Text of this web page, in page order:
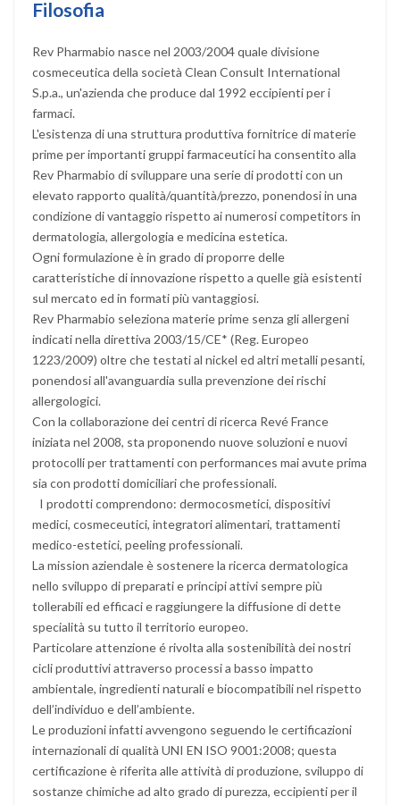
Filosofia
Rev Pharmabio nasce nel 2003/2004 quale divisione
cosmeceutica della società Clean Consult International
S.p.a., un'azienda che produce dal 1992 eccipienti per i
farmaci.
L'esistenza di una struttura produttiva fornitrice di materie
prime per importanti gruppi farmaceutici ha consentito alla
Rev Pharmabio di sviluppare una serie di prodotti con un
elevato rapporto qualità/quantità/prezzo, ponendosi in una
condizione di vantaggio rispetto ai numerosi competitors in
dermatologia, allergologia e medicina estetica.
Ogni formulazione è in grado di proporre delle
caratteristiche di innovazione rispetto a quelle già esistenti
sul mercato ed in formati più vantaggiosi.
Rev Pharmabio seleziona materie prime senza gli allergeni
indicati nella direttiva 2003/15/CE* (Reg. Europeo
1223/2009) oltre che testati al nickel ed altri metalli pesanti,
ponendosi all'avanguardia sulla prevenzione dei rischi
allergologici.
Con la collaborazione dei centri di ricerca Revé France
iniziata nel 2008, sta proponendo nuove soluzioni e nuovi
protocolli per trattamenti con performances mai avute prima
sia con prodotti domiciliari che professionali.
I prodotti comprendono: dermocosmetici, dispositivi
medici, cosmeceutici, integratori alimentari, trattamenti
medico-estetici, peeling professionali.
La mission aziendale è sostenere la ricerca dermatologica
nello sviluppo di preparati e principi attivi sempre più
tollerabili ed efficaci e raggiungere la diffusione di dette
specialità su tutto il territorio europeo.
Particolare attenzione é rivolta alla sostenibilità dei nostri
cicli produttivi attraverso processi a basso impatto
ambientale, ingredienti naturali e biocompatibili nel rispetto
dell’individuo e dell’ambiente.
Le produzioni infatti avvengono seguendo le certificazioni
internazionali di qualità UNI EN ISO 9001:2008; questa
certificazione è riferita alle attività di produzione, sviluppo di
sostanze chimiche ad alto grado di purezza, eccipienti per il